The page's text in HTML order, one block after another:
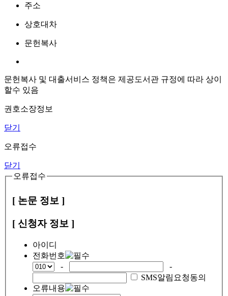
주소
상호대차
문헌복사
문헌복사 및 대출서비스 정책은 제공도서관 규정에 따라 상이
할수 있음
권호소장정보
닫기
오류접수
닫기
오류접수
[ 논문 정보 ]
[ 신청자 정보 ]
아이디
전화번호
-
-
SMS알림요청동의
오류내용